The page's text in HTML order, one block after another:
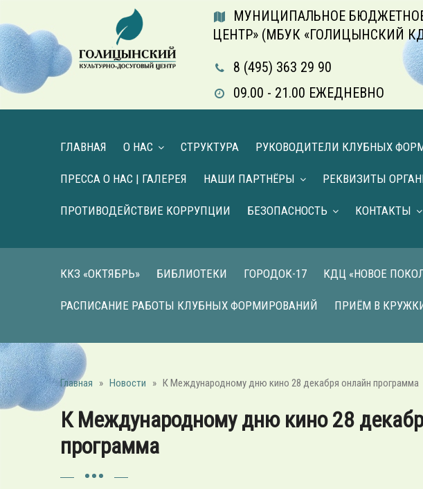
МУНИЦИПАЛЬНОЕ
ЦЕНТР» (МБУК «ГОЛИЦЫНСКИЙ
8 (495) 363 29 90
09.00 - 21.00 ЕЖЕДНЕВНО
ГЛАВНАЯ О НАС СТРУКТУРА РУКОВОДИТЕЛИ КЛУБНЫХ
ПРЕССА О НАС | ГАЛЕРЕЯ НАШИ ПАРТНЁРЫ РЕКВИЗИТЫ
ПРОТИВОДЕЙСТВИЕ КОРРУПЦИИ БЕЗОПАСНОСТЬ КОНТАКТЫ
ККЗ «ОКТЯБРЬ» БИБЛИОТЕКИ ГОРОДОК-17 КДЦ «НОВОЕ
РАСПИСАНИЕ РАБОТЫ КЛУБНЫХ ФОРМИРОВАНИЙ ПРИЁМ В
Главная » Новости » К Международному дню кино 28 декабря онлайн программа
К Международному дню кино 28
программа